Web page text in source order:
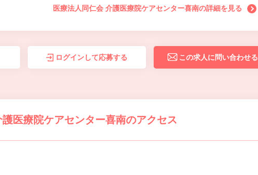
医療法人同仁会 介護医療院ケアセンター喜南の詳細を見る
ログインして応募する この求人に問い合わせる
医療院ケアセンター喜南のアクセス